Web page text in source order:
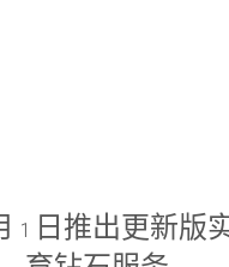
1 日推出更新版